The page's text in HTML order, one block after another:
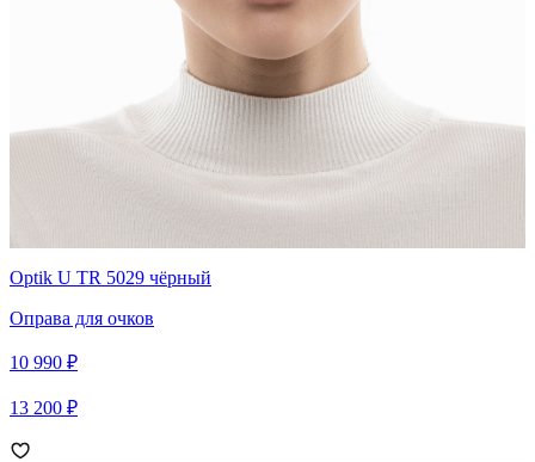
Optik U TR 5029 чёрный
Оправа для очков
10 990 ₽
13 200 ₽